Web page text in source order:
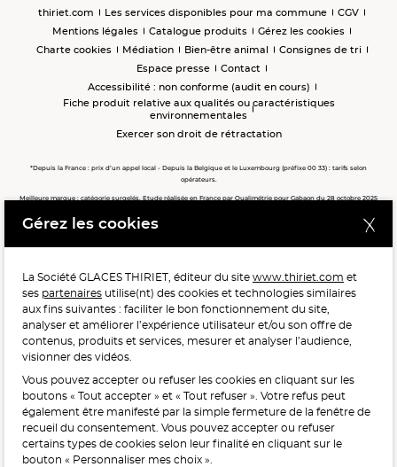
thiriet.com Les services disponibles pour ma commune
CGV
Mentions légales
Catalogue produits
Gérez les cookies
Charte cookies
Médiation Bien-être animal
Consignes de tri
Espace presse
Contact
Accessibilité : non conforme (audit en cours)
Fiche produit relative aux qualités ou caractéristiques
environnementales
Exercer son droit de rétractation
*Depuis la France : prix d’un appel local - Depuis la Belgique et le Luxembourg (préfixe 00 33) : tarifs selon
opérateurs.
Meilleure marque : catégorie surgelés. Etude réalisée en France par Qualimétrie pour Gabaon du 28 octobre 2025
Meilleure chaîne de magasins, Meilleur e-commerçant, Meilleure relation clients : catégorie surgelés. Étude
POUR VOTRE SANTÉ, MANGEZ AU MOINS CINQ FRUITS ET
LÉGUMES PAR JOUR.WWW.MANGERBOUGER.FR
L'abus d'alcool est dangereux pour la santé, à consommer
avec modération.
Gérez les cookies
La Société GLACES THIRIET, éditeur du site www.thiriet.com et
ses partenaires utilise(nt) des cookies et technologies similaires
aux fins suivantes : faciliter le bon fonctionnement du site,
analyser et améliorer l’expérience utilisateur et/ou son offre de
contenus, produits et services, mesurer et analyser l’audience,
visionner des vidéos.
Vous pouvez accepter ou refuser les cookies en cliquant sur les
boutons « Tout accepter » et « Tout refuser ». Votre refus peut
également être manifesté par la simple fermeture de la fenêtre de
recueil du consentement. Vous pouvez accepter ou refuser
certains types de cookies selon leur finalité en cliquant sur le
bouton « Personnaliser mes choix ».